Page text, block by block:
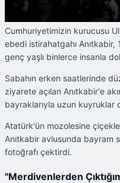
Cumhuriyetimizin kurucusu
ebedi istirahatgahı
genç yaşlı binlerce insanla
Sabahın erken saatlerinde
ziyarete açılan Anıtkabir'e
bayraklarıyla uzun kuyruklar
Atatürk'ün mozolesine
Anıtkabir avlusunda bayram
fotoğrafı çektirdi.
"Merdivenlerden